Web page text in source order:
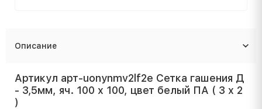
Описание
Артикул арт-uonynmv2lf2e Сетка гашения Д
- 3,5мм, яч. 100 x 100, цвет белый ПА ( 3 x 2
)